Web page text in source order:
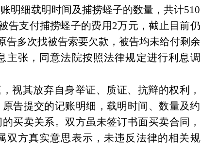
明细载明时间及捕捞蛏子的数量，共计510
告支付捕捞蛏子的费用2万元，截止目前仍
告多次找被告索要欠款，被告均未给付剩余
主张，同意法院按照法律规定进行利息调
视其放弃自身举证、质证、抗辩的权利，
告提交的记账明细，载明时间、数量及约
买卖关系。双方虽未签订书面买卖合同，
双方真实意思表示，未违反法律的相关规